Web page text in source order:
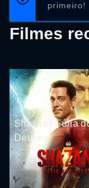
primeiro!
Filmes
Shazam! Fúria
Deuses